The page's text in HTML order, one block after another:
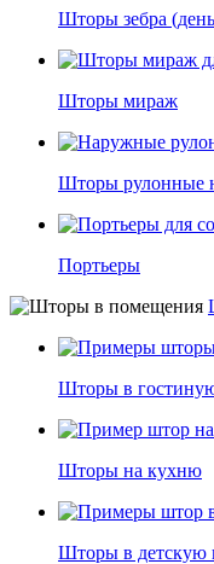
Шторы зебра
Шторы мираж
Шторы рулонные
Портьеры
Шторы в
Шторы на кухню
Шторы в детскую